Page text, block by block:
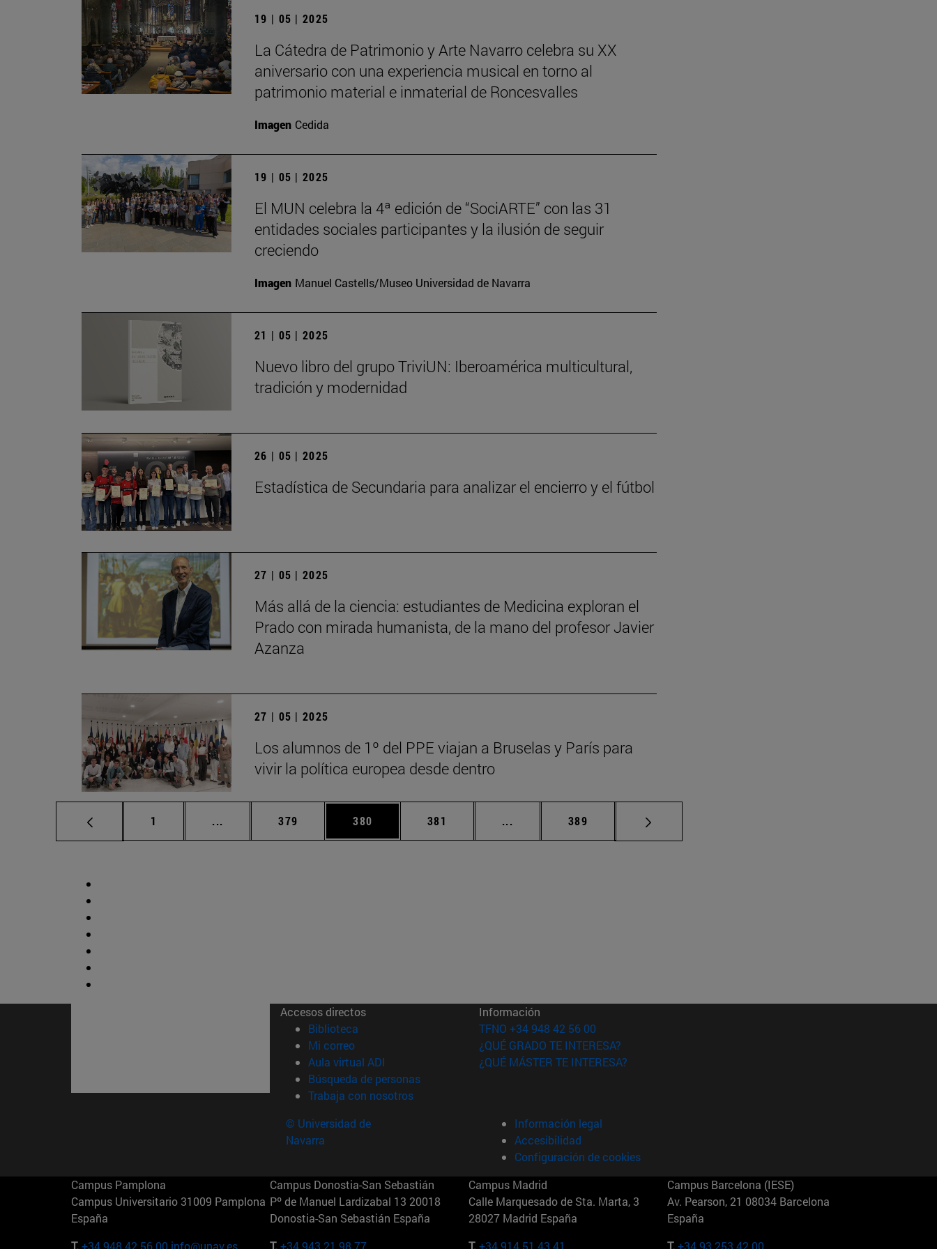
19 | 05 | 2025
La Cátedra de Patrimonio y Arte Navarro celebra su XX
aniversario con una experiencia musical en torno al
patrimonio material e inmaterial de Roncesvalles
Imagen Cedida
19 | 05 | 2025
El MUN celebra la 4ª edición de “SociARTE” con las 31
entidades sociales participantes y la ilusión de seguir
creciendo
Imagen Manuel Castells/Museo Universidad de Navarra
21 | 05 | 2025
Nuevo libro del grupo TriviUN: Iberoamérica multicultural,
tradición y modernidad
26 | 05 | 2025
Estadística de Secundaria para analizar el encierro y el fútbol
27 | 05 | 2025
Más allá de la ciencia: estudiantes de Medicina exploran el
Prado con mirada humanista, de la mano del profesor Javier
Azanza
27 | 05 | 2025
Los alumnos de 1º del PPE viajan a Bruselas y París para
vivir la política europea desde dentro
Página
1 ... Páginas intermedias Use TAB para desplazarse.
Página
379 Página
380 Página
381 ... Páginas intermedias Use TAB para desplazarse.
Página
389
Accesos directos
Biblioteca (abre en nueva ventana)
Mi correo(abre en nueva ventana)
Aula virtual ADI (abre en nueva ventana)
Búsqueda de personas(abre en nueva ventana)
Trabaja con nosotros(abre en nueva ventana)
Información
TFNO +34 948 42 56 00
¿QUÉ GRADO TE INTERESA?
¿QUÉ MÁSTER TE INTERESA?
© Universidad de
Navarra
Información legal
Accesibilidad
Configuración de cookies
Campus Pamplona
Campus Universitario 31009 Pamplona
España
T. +34 948 42 56 00 info@unav.es
Campus Donostia-San Sebastián
Pº de Manuel Lardizabal 13 20018
Donostia-San Sebastián España
T. +34 943 21 98 77
Campus Madrid
Calle Marquesado de Sta. Marta, 3
28027 Madrid España
T. +34 914 51 43 41
Campus Barcelona (IESE)
Av. Pearson, 21 08034 Barcelona
España
T. +34 93 253 42 00